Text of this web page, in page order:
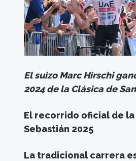
El suizo Marc Hirschi
2024 de la Clásica de
El recorrido oficial de la
Sebastián 2025
La tradicional carrera